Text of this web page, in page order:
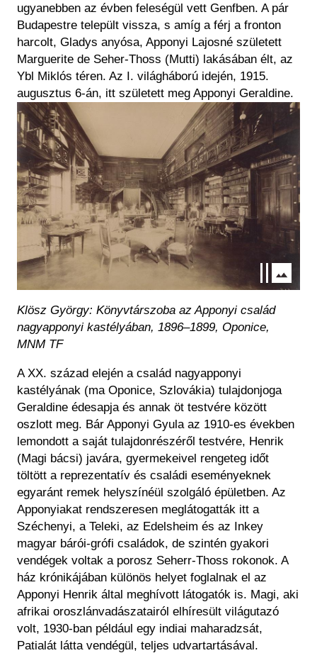
ugyanebben az évben feleségül vett Genfben. A pár
Budapestre települt vissza, s amíg a férj a fronton
harcolt, Gladys anyósa, Apponyi Lajosné született
Marguerite de Seher-Thoss (Mutti) lakásában élt, az
Ybl Miklós téren. Az I. világháború idején, 1915.
augusztus 6-án, itt született meg Apponyi Geraldine.
Kép
Klösz György: Könyvtárszoba az Apponyi család
nagyapponyi kastélyában, 1896–1899, Oponice,
MNM TF
A XX. század elején a család nagyapponyi
kastélyának (ma Oponice, Szlovákia) tulajdonjoga
Geraldine édesapja és annak öt testvére között
oszlott meg. Bár Apponyi Gyula az 1910-es években
lemondott a saját tulajdonrészéről testvére, Henrik
(Magi bácsi) javára, gyermekeivel rengeteg időt
töltött a reprezentatív és családi eseményeknek
egyaránt remek helyszínéül szolgáló épületben. Az
Apponyiakat rendszeresen meglátogatták itt a
Széchenyi, a Teleki, az Edelsheim és az Inkey
magyar bárói-grófi családok, de szintén gyakori
vendégek voltak a porosz Seherr-Thoss rokonok. A
ház krónikájában különös helyet foglalnak el az
Apponyi Henrik által meghívott látogatók is. Magi, aki
afrikai oroszlánvadászatairól elhíresült világutazó
volt, 1930-ban például egy indiai maharadzsát,
Patialát látta vendégül, teljes udvartartásával.